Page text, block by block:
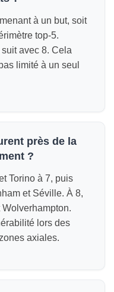
à un but, soit
top-5.
avec 8. Cela
limité à un seul
près de la
?
Torino à 7, puis
et Séville. À 8,
Wolverhampton.
lors des
axiales.